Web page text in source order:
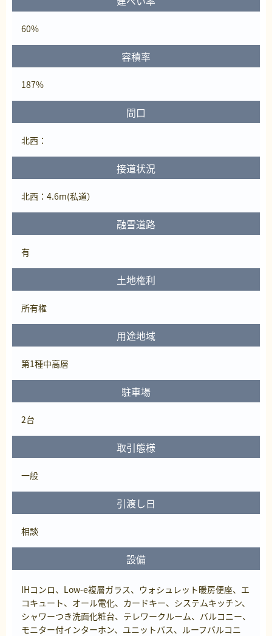
60%
容積率
187%
間口
北西：
接道状況
北西：4.6m(私道）
融雪道路
有
土地権利
所有権
用途地域
第1種中高層
駐車場
2台
取引態様
一般
引渡し日
相談
設備
IHコンロ、Low-e複層ガラス、ウォシュレット暖房便座、エ
コキュート、オール電化、カードキー、システムキッチン、
シャワーつき洗面化粧台、テレワークルーム、バルコニー、
モニター付インターホン、ユニットバス、ルーフバルコニ